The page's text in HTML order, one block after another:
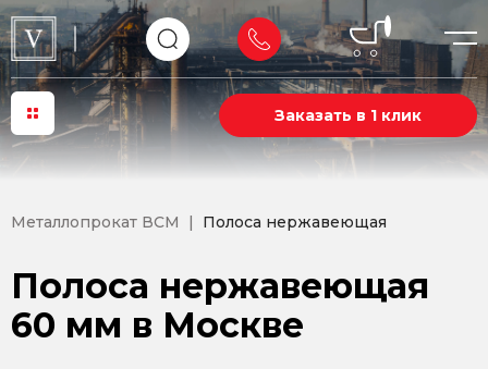
Заказать в 1 клик
Металлопрокат ВСМ Полоса нержавеющая
Полоса нержавеющая
60 мм в Москве